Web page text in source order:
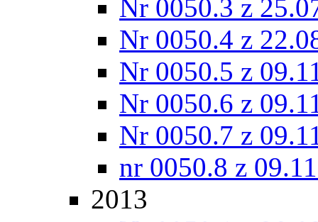
Nr 0050.3 z
Nr 0050.4 z
Nr 0050.5 z
Nr 0050.6 z
Nr 0050.7 z
nr 0050.8 z
2013